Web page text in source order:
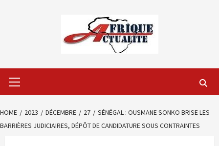
Menu
HOME 2023 DÉCEMBRE 27
SÉNÉGAL : OUSMANE SONKO BRISE LES
BARRIÈRES JUDICIAIRES, DÉPÔT DE CANDIDATURE SOUS CONTRAINTES